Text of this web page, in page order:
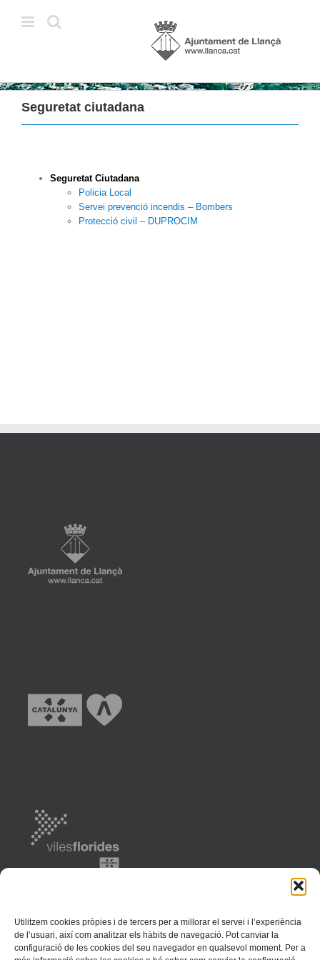
Utilitzem cookies pròpies i de tercers per a millorar el servei i l’experiència
de l’usuari, així com analitzar els hàbits de navegació. Pot canviar la
configuració de les cookies del seu navegador en qualsevol moment. Per a
Seguretat ciutadana
Seguretat Ciutadana
Policia Local
Servei prevenció incendis – Bombers
Protecció civil – DUPROCIM